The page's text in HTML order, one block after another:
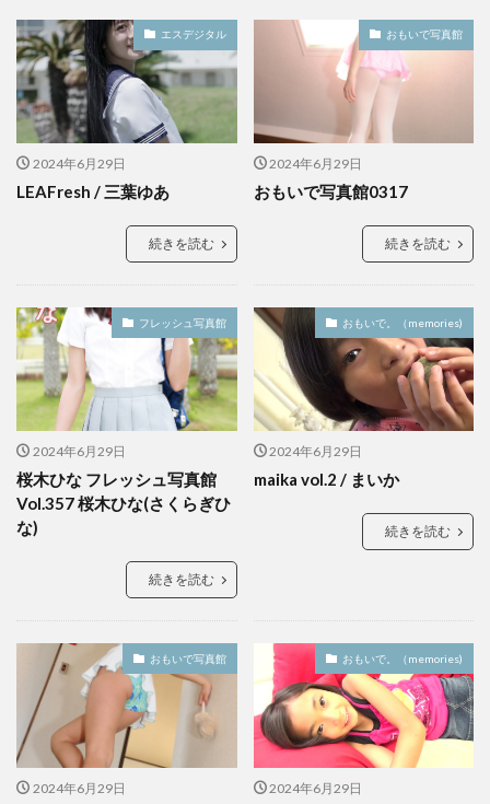
エスデジタル
2024年6月29日
LEAFresh / 三葉ゆあ
続きを読む
おもいで写真館
2024年6月29日
おもいで写真館0317
続きを読む
フレッシュ写真館
2024年6月29日
桜木ひな フレッシュ写真館
Vol.357 桜木ひな(さくらぎひ
な)
続きを読む
おもいで。（memories)
2024年6月29日
maika vol.2 / まいか
続きを読む
おもいで写真館
2024年6月29日
おもいで。（memories)
2024年6月29日